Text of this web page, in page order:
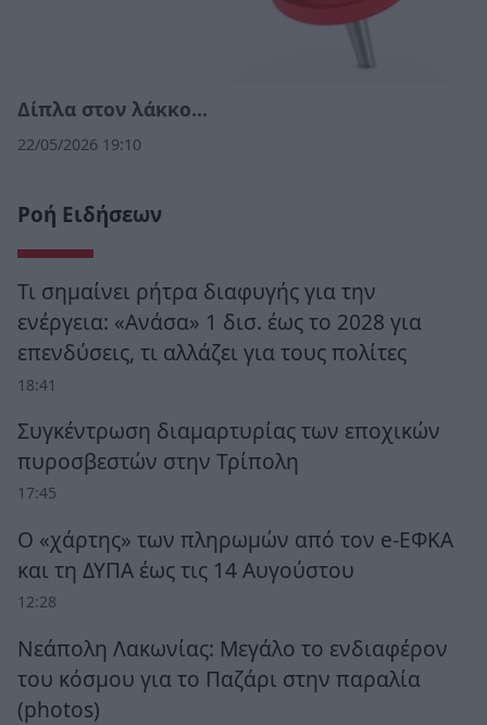
Δίπλα στον λάκκο…
22/05/2026 19:10
Ροή Ειδήσεων
Τι σημαίνει ρήτρα διαφυγής για την
ενέργεια: «Ανάσα» 1 δισ. έως το 2028 για
επενδύσεις, τι αλλάζει για τους πολίτες
18:41
Συγκέντρωση διαμαρτυρίας των εποχικών
πυροσβεστών στην Τρίπολη
17:45
Ο «χάρτης» των πληρωμών από τον e-ΕΦΚΑ
και τη ΔΥΠΑ έως τις 14 Αυγούστου
12:28
Νεάπολη Λακωνίας: Μεγάλο το ενδιαφέρον
του κόσμου για το Παζάρι στην παραλία
(photos)